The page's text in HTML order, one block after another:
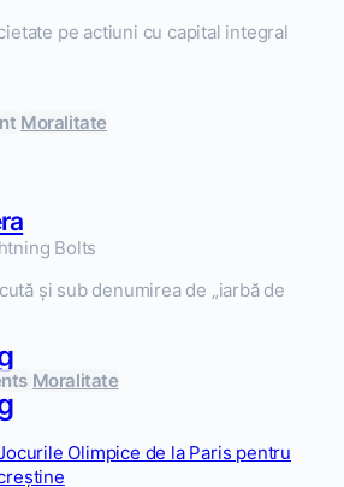
pe actiuni cu capital integral
Moralitate
Bolts
și sub denumirea de „iarbă de
Moralitate